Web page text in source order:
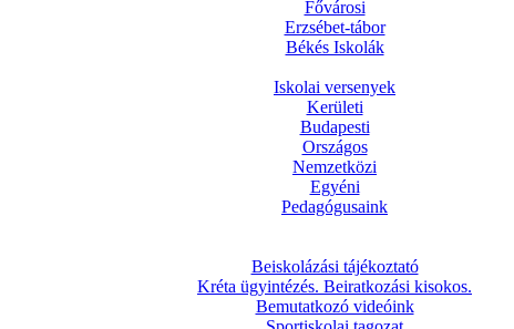
Fővárosi
Erzsébet-tábor
Békés Iskolák
Iskolai versenyek
Kerületi
Budapesti
Országos
Nemzetközi
Egyéni
Pedagógusaink
Beiskolázási tájékoztató
Kréta ügyintézés. Beiratkozási kisokos.
Bemutatkozó videóink